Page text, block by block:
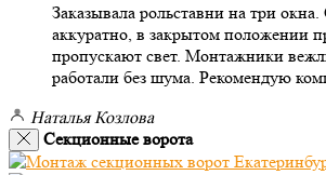
Заказывала рольставни на три окна.
аккуратно, в закрытом положении
пропускают свет. Монтажники
работали без шума. Рекомендую
Наталья Козлова
Секционные ворота